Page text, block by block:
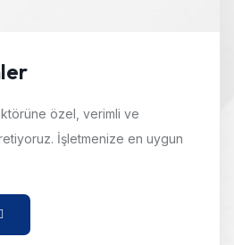
özel, verimli ve
İşletmenize en uygun